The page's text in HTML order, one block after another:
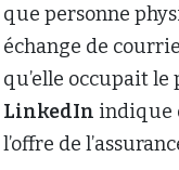
que personne
échange de
qu’elle occupait
LinkedIn indique
l’offre de